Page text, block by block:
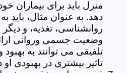
منزل باید برای بیماران
دهد. به عنوان مثال، باید
روانشناسی، تغذیه، و
وضعیت جسمی وروانی
تلفیقی می توانند به
تاثیر بیشتری در بهبودی او